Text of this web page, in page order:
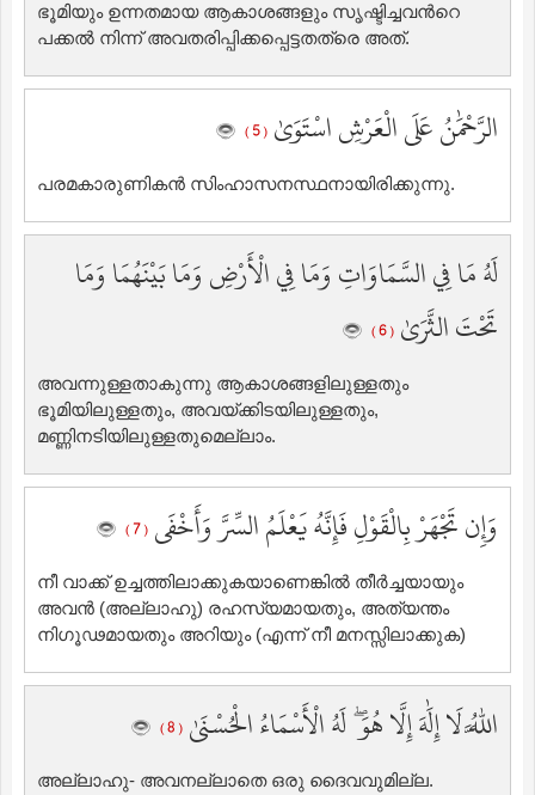
ഭൂമിയും ഉന്നതമായ ആകാശങ്ങളും സൃഷ്ടിച്ചവന്‍റെ
പക്കല്‍ നിന്ന് അവതരിപ്പിക്കപ്പെട്ടതത്രെ അത്‌.
الرَّحْمَٰنُ عَلَى الْعَرْشِ اسْتَوَىٰ ( 5 )
പരമകാരുണികന്‍ സിംഹാസനസ്ഥനായിരിക്കുന്നു.
لَهُ مَا فِي السَّمَاوَاتِ وَمَا فِي الْأَرْضِ وَمَا بَيْنَهُمَا وَمَا
تَحْتَ الثَّرَىٰ ( 6 )
അവന്നുള്ളതാകുന്നു ആകാശങ്ങളിലുള്ളതും
ഭൂമിയിലുള്ളതും, അവയ്ക്കിടയിലുള്ളതും,
മണ്ണിനടിയിലുള്ളതുമെല്ലാം.
وَإِن تَجْهَرْ بِالْقَوْلِ فَإِنَّهُ يَعْلَمُ السِّرَّ وَأَخْفَى ( 7 )
നീ വാക്ക് ഉച്ചത്തിലാക്കുകയാണെങ്കില്‍ തീര്‍ച്ചയായും
അവന്‍ (അല്ലാഹു) രഹസ്യമായതും, അത്യന്തം
നിഗൂഢമായതും അറിയും (എന്ന് നീ മനസ്സിലാക്കുക)
اللَّهُ لَا إِلَٰهَ إِلَّا هُوَ ۖ لَهُ الْأَسْمَاءُ الْحُسْنَىٰ ( 8 )
അല്ലാഹു- അവനല്ലാതെ ഒരു ദൈവവുമില്ല.